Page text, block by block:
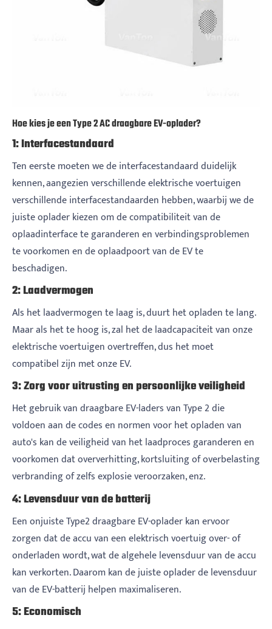
Hoe kies je een Type 2 AC draagbare EV-oplader?
1: Interfacestandaard
Ten eerste moeten we de interfacestandaard duidelijk
kennen, aangezien verschillende elektrische voertuigen
verschillende interfacestandaarden hebben, waarbij we de
juiste oplader kiezen om de compatibiliteit van de
oplaadinterface te garanderen en verbindingsproblemen
te voorkomen en de oplaadpoort van de EV te
beschadigen.
2: Laadvermogen
Als het laadvermogen te laag is, duurt het opladen te lang.
Maar als het te hoog is, zal het de laadcapaciteit van onze
elektrische voertuigen overtreffen, dus het moet
compatibel zijn met onze EV.
3: Zorg voor uitrusting en persoonlijke veiligheid
Het gebruik van draagbare EV-laders van Type 2 die
voldoen aan de codes en normen voor het opladen van
auto's kan de veiligheid van het laadproces garanderen en
voorkomen dat oververhitting, kortsluiting of overbelasting
verbranding of zelfs explosie veroorzaken, enz.
4: Levensduur van de batterij
Een onjuiste Type2 draagbare EV-oplader kan ervoor
zorgen dat de accu van een elektrisch voertuig over- of
onderladen wordt, wat de algehele levensduur van de accu
kan verkorten. Daarom kan de juiste oplader de levensduur
van de EV-batterij helpen maximaliseren.
5: Economisch